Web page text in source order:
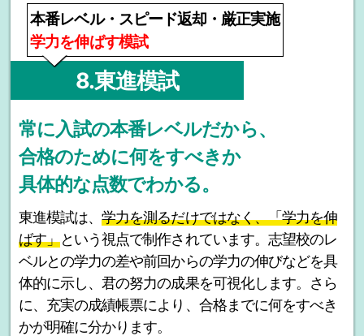
本番レベル・スピード返却・厳正実施
学力を伸ばす模試
8.東進模試
常に入試の本番レベルだから、
合格のために何をすべきか
具体的な点数でわかる。
東進模試は、学力を測るだけではなく、「学力を伸
ばす」という視点で制作されています。志望校のレ
ベルとの学力の差や前回からの学力の伸びなどを具
体的に示し、君の努力の成果を可視化します。さら
に、充実の成績帳票により、合格までに何をすべき
かが明確に分かります。